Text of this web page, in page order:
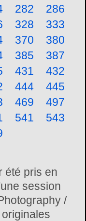
282
286
328
333
370
380
385
387
431
432
444
445
469
497
541
543
été pris en
session
/